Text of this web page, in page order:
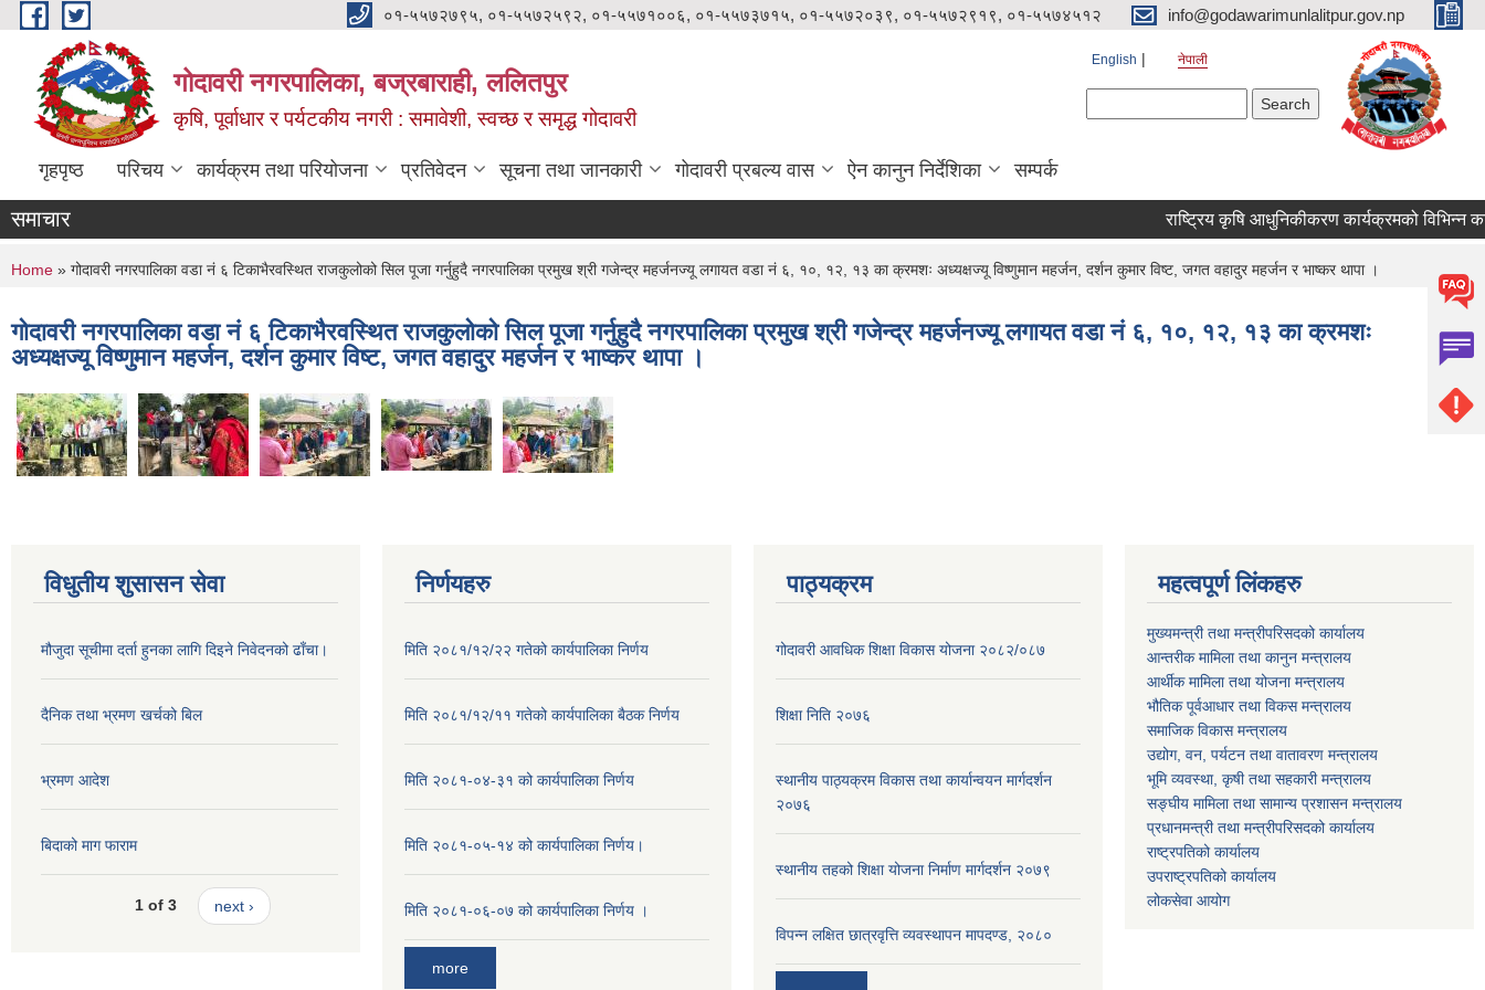
Skip to main content ०१-५५७२७९५, ०१-५५७२५९२, ०१-५५७१००६, ०१-५५७३७१५, ०१-५५७२०३९, ०१-५५७२९१९, ०१-५५७४५१२ info@godawarimunlalitpur.gov.np
गोदावरी नगरपालिका, बज्रबाराही, ललितपुर
कृषि, पूर्वाधार र पर्यटकीय नगरी : समावेशी, स्वच्छ र समृद्ध गोदावरी
English नेपाली
गृहपृष्ठ परिचय कार्यक्रम तथा परियोजना प्रतिवेदन सूचना तथा जानकारी गोदावरी प्रबल्य वास ऐन कानुन निर्देशिका सम्पर्क
समाचार
You are here
Home » गोदावरी नगरपालिका वडा नं ६ टिकाभैरवस्थित राजकुलोको सिल पूजा गर्नुहुदै नगरपालिका प्रमुख श्री गजेन्द्र महर्जनज्यू लगायत वडा नं ६, १०, १२, १३ का क्रमशः अध्यक्षज्यू विष्णुमान महर्जन, दर्शन कुमार विष्ट, जगत वहादुर महर्जन र भाष्कर थापा ।
गोदावरी नगरपालिका वडा नं ६ टिकाभैरवस्थित राजकुलोको सिल पूजा गर्नुहुदै नगरपालिका प्रमुख श्री गजेन्द्र महर्जनज्यू लगायत वडा नं ६, १०, १२, १३ का क्रमशः
अध्यक्षज्यू विष्णुमान महर्जन, दर्शन कुमार विष्ट, जगत वहादुर महर्जन र भाष्कर थापा ।
विधुतीय शुसासन सेवा
मौजुदा सूचीमा दर्ता हुनका लागि दिइने निवेदनको ढाँचा।
दैनिक तथा भ्रमण खर्चको बिल
भ्रमण आदेश
बिदाको माग फाराम
1 of 3 next ›
निर्णयहरु
मिति २०८१/१२/२२ गतेको कार्यपालिका निर्णय
मिति २०८१/१२/११ गतेको कार्यपालिका बैठक निर्णय
मिति २०८१-०४-३१ को कार्यपालिका निर्णय
मिति २०८१-०५-१४ को कार्यपालिका निर्णय।
मिति २०८१-०६-०७ को कार्यपालिका निर्णय ।
more
पाठ्यक्रम
गोदावरी आवधिक शिक्षा विकास योजना २०८२/०८७
शिक्षा निति २०७६
स्थानीय पाठ्यक्रम विकास तथा कार्यान्वयन मार्गदर्शन
२०७६
स्थानीय तहको शिक्षा योजना निर्माण मार्गदर्शन २०७९
विपन्न लक्षित छात्रवृत्ति व्यवस्थापन मापदण्ड, २०८०
महत्वपूर्ण लिंकहरु
मुख्यमन्त्री तथा मन्त्रीपरिसदको कार्यालय
आन्तरीक मामिला तथा कानुन मन्त्रालय
आर्थीक मामिला तथा योजना मन्त्रालय
भौतिक पूर्वआधार तथा विकस मन्त्रालय
समाजिक विकास मन्त्रालय
उद्योग, वन, पर्यटन तथा वातावरण मन्त्रालय
भूमि व्यवस्था, कृषी तथा सहकारी मन्त्रालय
सङ्घीय मामिला तथा सामान्य प्रशासन मन्त्रालय
प्रधानमन्त्री तथा मन्त्रीपरिसदको कार्यालय
राष्ट्रपतिको कार्यालय
उपराष्ट्रपतिको कार्यालय
लोकसेवा आयोग